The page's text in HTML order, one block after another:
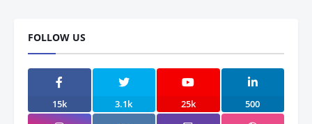
FOLLOW US
15k 3.1k 25k 500